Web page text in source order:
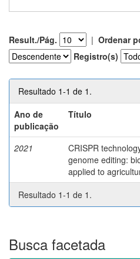
Result./Pág. | Ordenar
Registro(s)
Resultado 1-1 de 1.
Ano de
publicação
Título
2021
CRISPR
genome editing:
applied to
Resultado 1-1 de 1.
Busca facetada